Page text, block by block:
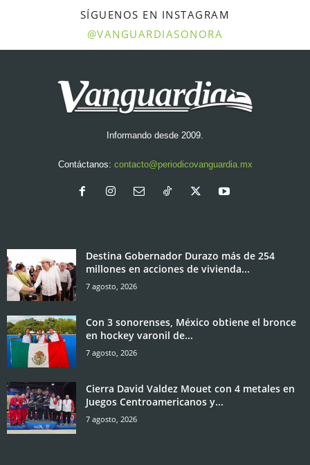
SÍGUENOS EN INSTAGRAM
@VANGUARDIASONORA
Informando desde 2009.
Contáctanos: contacto@periodicovanguardia.mx
Destina Gobernador Durazo más de 254
millones en acciones de vivienda...
7 agosto, 2026
Con 3 sonorenses, México obtiene el bronce
en hockey varonil de...
7 agosto, 2026
Cierra David Valdez Mouet con 4 metales en
Juegos Centroamericanos y...
7 agosto, 2026